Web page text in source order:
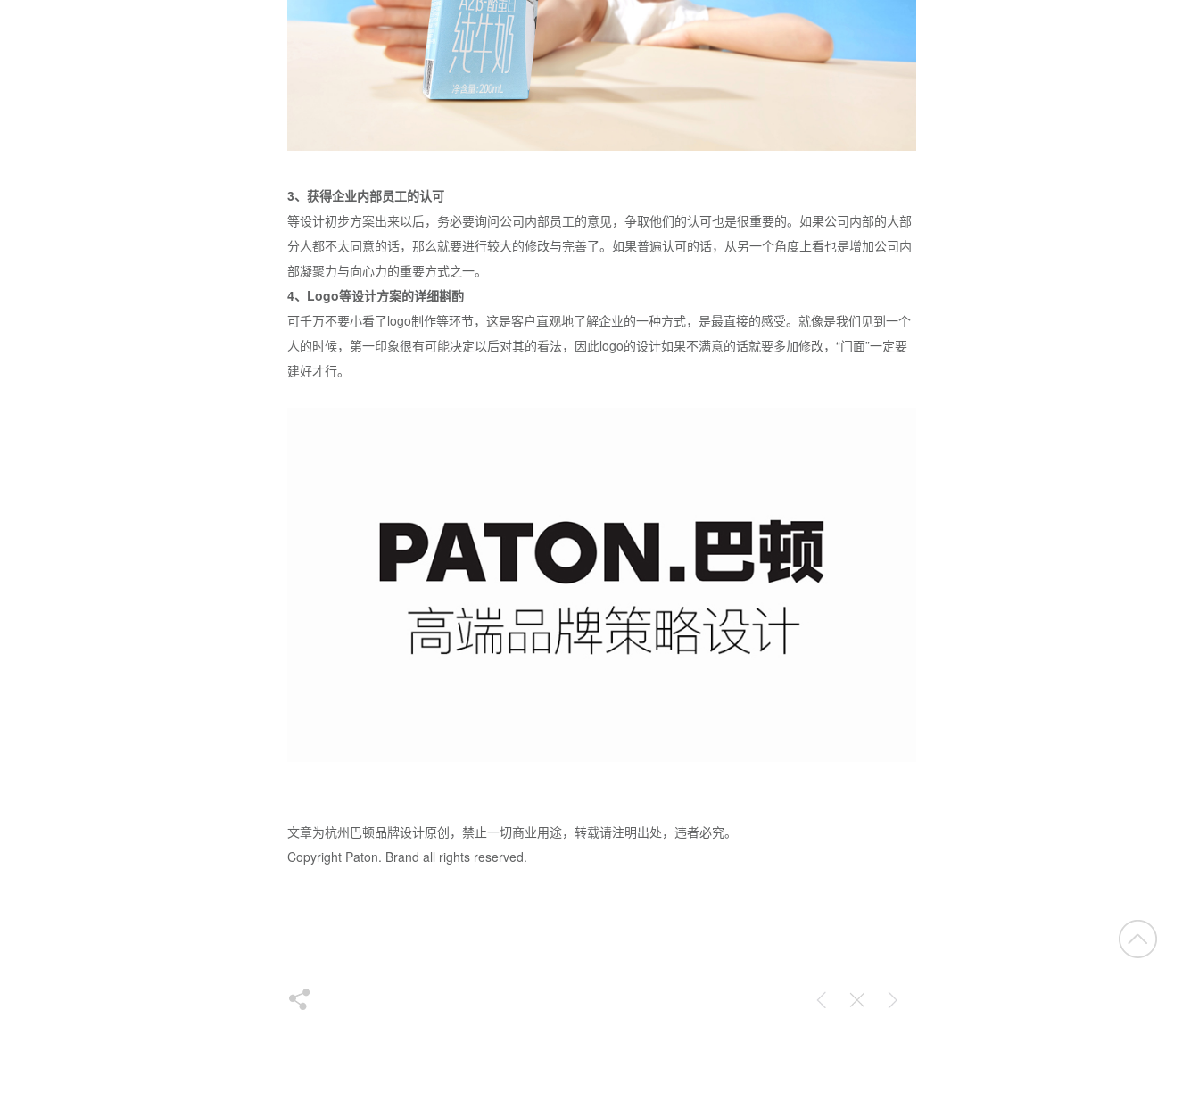
3、获得企业内部员工的认可
等设计初步方案出来以后，务必要询问公司内部员工的意见，争取他们的认可也是很重要的。如果公司内部的大部
分人都不太同意的话，那么就要进行较大的修改与完善了。如果普遍认可的话，从另一个角度上看也是增加公司内
部凝聚力与向心力的重要方式之一。
4、Logo等设计方案的详细斟酌
可千万不要小看了logo制作等环节，这是客户直观地了解企业的一种方式，是最直接的感受。就像是我们见到一个
人的时候，第一印象很有可能决定以后对其的看法，因此logo的设计如果不满意的话就要多加修改，“门面”一定要
建好才行。
文章为杭州巴顿品牌设计原创，禁止一切商业用途，转载请注明出处，违者必究。
Copyright Paton. Brand all rights reserved.